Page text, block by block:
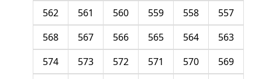
557
558
559
560
561
562
563
564
565
566
567
568
569
570
571
572
573
574